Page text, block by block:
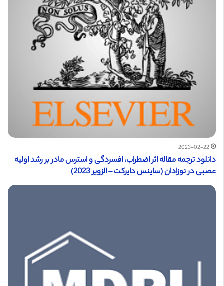
2023-02-22
دانلود ترجمه مقاله اثر اضطراب، افسردگی و استرس مادر بر رشد اولیه
عصبی در نوزادان (ساینس دایرکت – الزویر 2023)